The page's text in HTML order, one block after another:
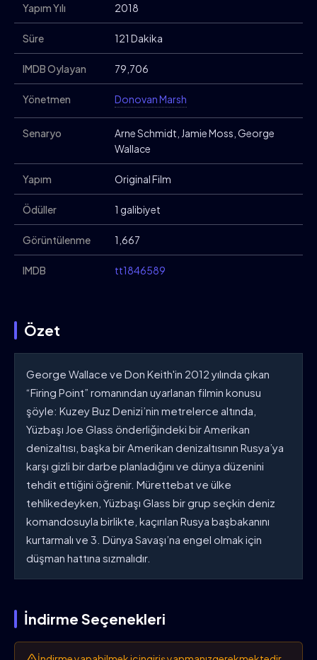
Yapım Yılı 2018
Süre 121 Dakika
IMDB Oylayan 79,706
Yönetmen Donovan Marsh
Senaryo
Arne Schmidt, Jamie Moss, George
Wallace
Yapım Original Film
Ödüller 1 galibiyet
Görüntülenme 1,667
IMDB tt1846589
Özet
George Wallace ve Don Keith'in 2012 yılında çıkan
“Firing Point” romanından uyarlanan filmin konusu
şöyle: Kuzey Buz Denizi’nin metrelerce altında,
Yüzbaşı Joe Glass önderliğindeki bir Amerikan
denizaltısı, başka bir Amerikan denizaltısının Rusya’ya
karşı gizli bir darbe planladığını ve dünya düzenini
tehdit ettiğini öğrenir. Mürettebat ve ülke
tehlikedeyken, Yüzbaşı Glass bir grup seçkin deniz
komandosuyla birlikte, kaçırılan Rusya başbakanını
kurtarmalı ve 3. Dünya Savaşı’na engel olmak için
düşman hattına sızmalıdır.
İndirme Seçenekleri